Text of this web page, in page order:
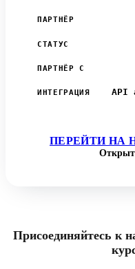
ПАРТНЁР
СТАТУС
ПАРТНЁР С
ИНТЕГРАЦИЯ
API
ПЕРЕЙТИ НА
Присоединяйтесь к